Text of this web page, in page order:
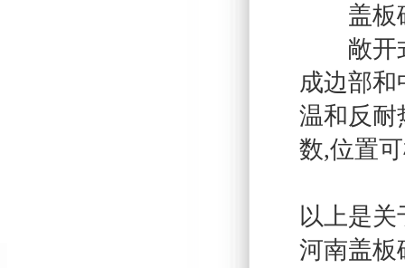
盖板砖:
敞开式
成边部
温和反耐
数,位置
以上是
河南盖板